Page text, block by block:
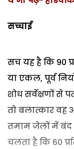
सच्चाई
सच यह है कि 90
या एकल, पूर्व
शोध सर्वेक्षणों से
तो बलात्कार वह
तमाम जेलों में बंद
चलता है कि 60